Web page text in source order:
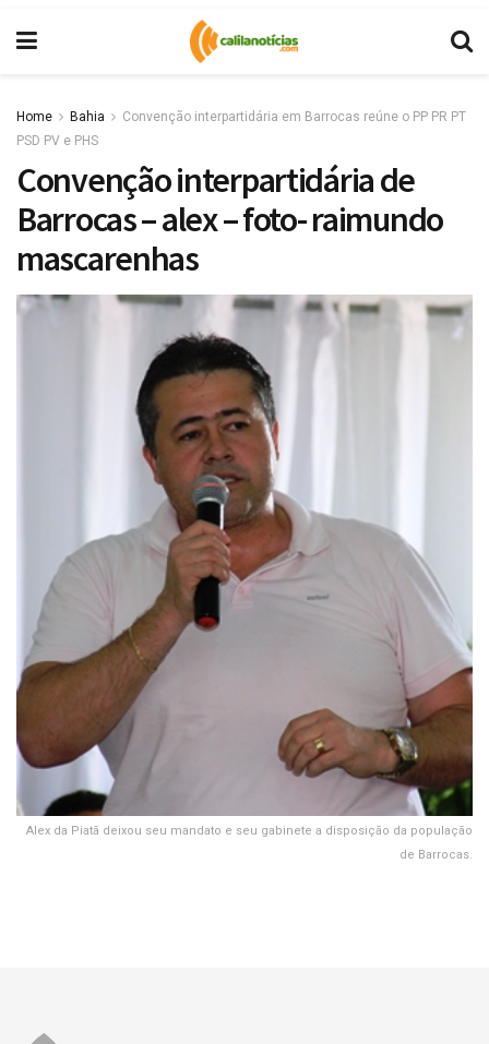
Home Bahia
Convenção interpartidária em Barrocas reúne o PP PR PT
PSD PV e PHS
Convenção interpartidária de
Barrocas – alex – foto- raimundo
mascarenhas
Alex da Piatã deixou seu mandato e seu gabinete a disposição da população
de Barrocas.